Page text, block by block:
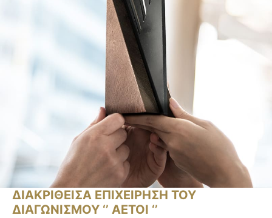
ΔΙΑΚΡΙΘΕΙΣΑ ΕΠΙΧΕΙΡΗΣΗ ΤΟΥ
ΔΙΑΓΩΝΙΣΜΟΥ ‘’ ΑΕΤΟΙ ‘’